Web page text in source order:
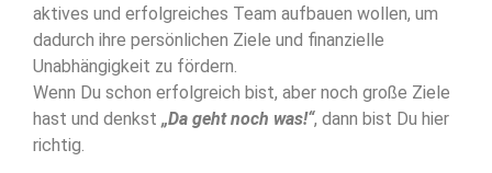
aktives und erfolgreiches Team aufbauen wollen, um
dadurch ihre persönlichen Ziele und finanzielle
Unabhängigkeit zu fördern.
Wenn Du schon erfolgreich bist, aber noch große Ziele
hast und denkst „Da geht noch was!“, dann bist Du hier
richtig.